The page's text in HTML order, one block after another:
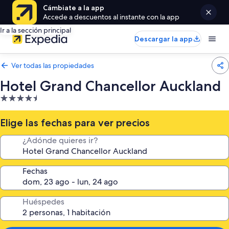
Cámbiate a la app
Accede a descuentos al instante con la app
Ir a la sección principal
Descargar la app
Ver todas las propiedades
Hotel Grand Chancellor Auckland
Propiedad
de
4.5
estrellas
Elige las fechas para ver precios
¿Adónde quieres ir?
Fechas
Huéspedes